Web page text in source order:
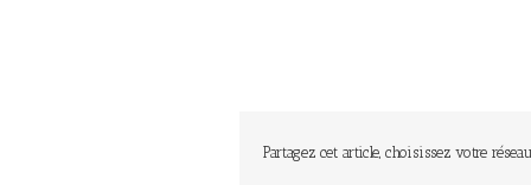
Partagez cet article, choisissez votre